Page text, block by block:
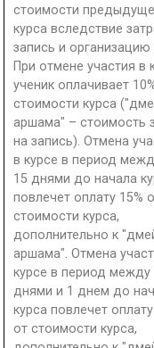
стоимости
курса вследствие
запись и организацию
При отмене участия в
ученик оплачивает
стоимости курса
аршама" – стоимость
на запись). Отмена
в курсе в период
15 днями до начала
повлечет оплату 15%
стоимости курса,
дополнительно к
аршама". Отмена
курсе в период между
днями и 1 днем до
курса повлечет
от стоимости курса,